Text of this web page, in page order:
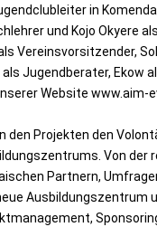
in
und Kojo Okyere
Vereinsvorsitzender,
als Jugendberater, Ekow
Website www.aim-
den Projekten den
Von der
Partnern,
Ausbildungszentrum